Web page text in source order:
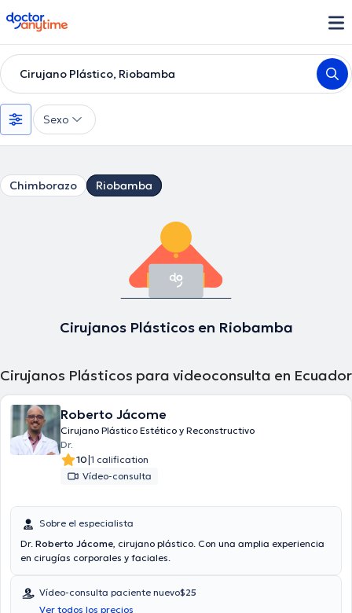
doctoranytime
Cirujano Plástico, Riobamba
Sexo
Chimborazo Riobamba
Cirujanos Plásticos en Riobamba
Cirujanos Plásticos para videoconsulta en Ecuador
Roberto Jácome
Cirujano Plástico Estético y Reconstructivo
Dr.
10|1 calification
Vídeo-consulta
Sobre el especialista
Dr. Roberto Jácome, cirujano plástico. Con una amplia experiencia
en cirugías corporales y faciales.
Vídeo-consulta paciente nuevo$25
Ver todos los precios